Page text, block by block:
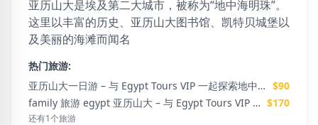
亚历山大是埃及第二大城市，被称为“地中海明珠”。
这里以丰富的历史、亚历山大图书馆、凯特贝城堡以
及美丽的海滩而闻名
热门旅游:
亚历山大一日游 – 与 Egypt Tours VIP 一起探索地中海明珠 $90
family 旅游 egypt 亚历山大 – 与 Egypt Tours VIP 一起体验难忘的家庭之旅 $170
还有1个旅游